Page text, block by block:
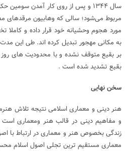
سال ۱۳۴۴ و پس از روی‌ کار آمدن
مربوط ‌می‌شود؛ سالی که وهابیون مرقدهای
مورد هجوم وحشیانه‌ خود قرار داده و کاملا
به مکانی مهجور تبدیل‌ کرده اند. طی این
بر بقیع متوقف نشده و با محدودیت های
بقیع تشدید شده است .
سخن نهایی
هنر دینی و معماری اسلامی نتیجه تلاش
و مفاهیم دینی در قالب هنر ومعماری است
زندگی بخصوص هنر و معماری در ارتباط با
معماری مستقیم ترین تجلی اصول اسلام